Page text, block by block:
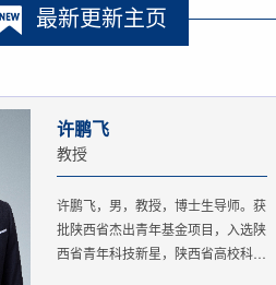
最新更新主页
许鹏飞
教授
许鹏飞，男，教授，博士生导师。获
批陕西省杰出青年基金项目，入选陕
西省青年科技新星，陕西省高校科